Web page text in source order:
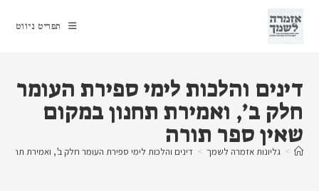
content
תפריט ניווט
דינים והלכות לימי ספירת העומר
חלק ב’, ואמירת תחנון במקום
שאין ספר תורה
> גליונות אזמרה לשמך > דינים והלכות לימי ספירת העומר חלק ב’, ואמירת